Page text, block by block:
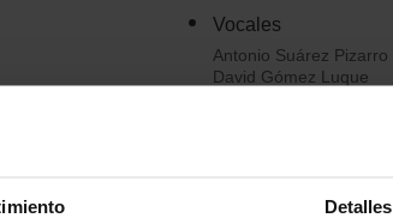
Detalles
Vocales
Antonio Suárez Pizarro
David Gómez Luque
Janet Sanz Cid